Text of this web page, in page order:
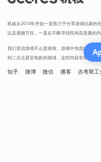
机核从2010年开始一直致力于分享游戏玩家的
以及视频节目，一直在不断寻找民间高质量的内
我们坚信游戏不止是游戏，游戏中包含的科学
到二次元甚至电影的领域，这些内容非常值得分
知乎 微博 微信 播客 吉考斯工